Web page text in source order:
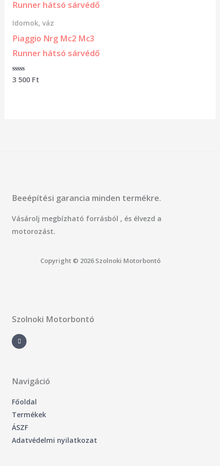
Idomok, váz
Piaggio Nrg Mc2 Mc3
Runner hátsó sárvédő
Értékelés:
3 500 Ft
Beeépítési garancia minden termékre.
Vásárolj megbízható forrásból , és élvezd a
motorozást.
Copyright © 2026 Szolnoki Motorbontó
Szolnoki Motorbontó
a
c
e
-
f
Navigáció
Főoldal
Termékek
ÁSZF
Adatvédelmi nyilatkozat